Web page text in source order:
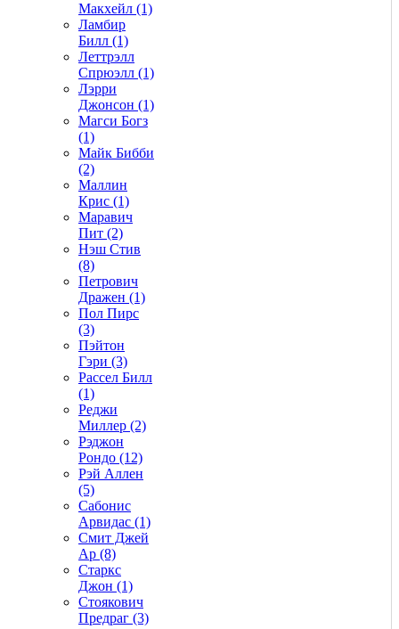
Макхейл (1)
Ламбир
Билл (1)
Леттрэлл
Спрюэлл (1)
Лэрри
Джонсон (1)
Магси Богз
(1)
Майк Бибби
(2)
Маллин
Крис (1)
Маравич
Пит (2)
Нэш Стив
(8)
Петрович
Дражен (1)
Пол Пирс
(3)
Пэйтон
Гэри (3)
Рассел Билл
(1)
Реджи
Миллер (2)
Рэджон
Рондо (12)
Рэй Аллен
(5)
Сабонис
Арвидас (1)
Смит Джей
Ар (8)
Старкс
Джон (1)
Стоякович
Предраг (3)